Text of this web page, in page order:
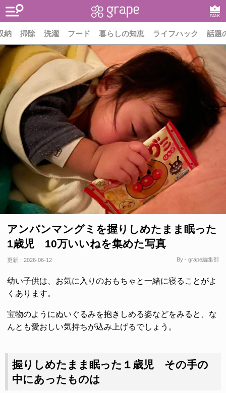
RANK
納 掃除 洗濯 フード 暮らしの知恵 ライフハック 話題
アンパンマングミを握りしめたまま眠った
1歳児 10万いいねを集めた写真
更新： 2026-06-12 By - grape編集部
幼い子供は、お気に入りのおもちゃと一緒に寝ることがよ
くあります。
宝物のようにぬいぐるみを抱きしめる姿などをみると、な
んとも愛おしい気持ちが込み上げるでしょう。
握りしめたまま眠った１歳児 その手の
中にあったものは